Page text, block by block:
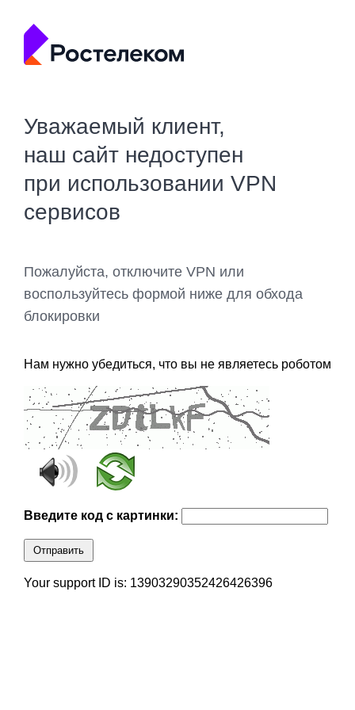
Уважаемый клиент,
наш сайт недоступен
при использовании VPN
сервисов
Пожалуйста, отключите VPN или
воспользуйтесь формой ниже для обхода
блокировки
Нам нужно убедиться, что вы не являетесь роботом
Введите код с картинки:
Отправить
Your support ID is: 13903290352426426396